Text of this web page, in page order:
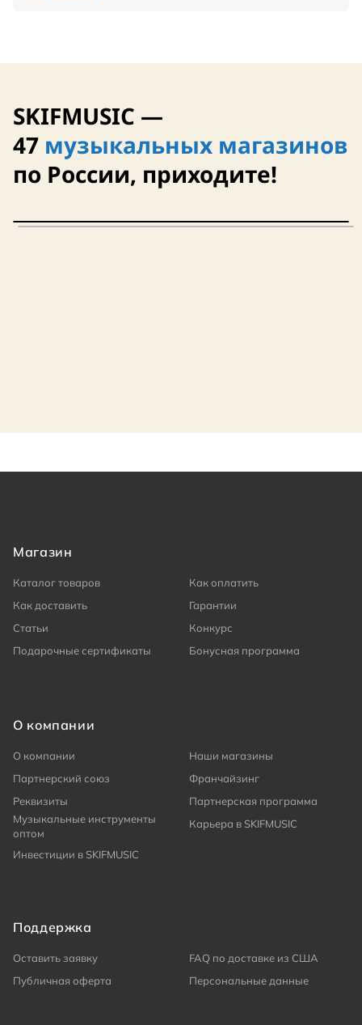
SKIFMUSIC —
47 музыкальных магазинов
по России, приходите!
Магазин
Каталог товаров
Как оплатить
Как доставить
Гарантии
Статьи
Конкурс
Подарочные сертификаты
Бонусная программа
О компании
О компании
Наши магазины
Партнерский союз
Франчайзинг
Реквизиты
Партнерская программа
Музыкальные инструменты
оптом
Карьера в SKIFMUSIC
Инвестиции в SKIFMUSIC
Поддержка
Оставить заявку
FAQ по доставке из США
Публичная оферта
Персональные данные